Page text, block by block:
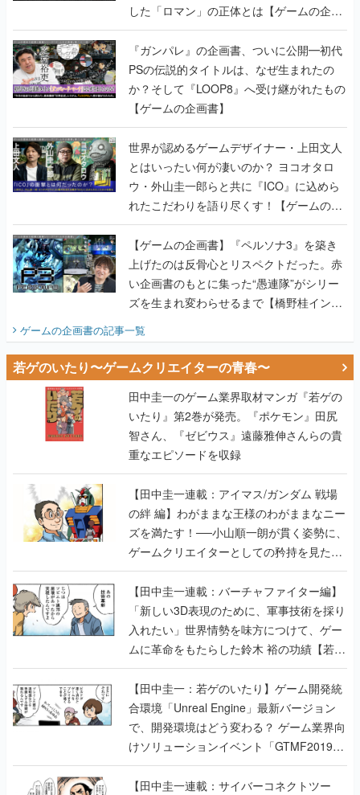
した「ロマン」の正体とは【ゲームの企画
書】
『ガンパレ』の企画書、ついに公開━初代
PSの伝説的タイトルは、なぜ生まれたの
か？そして『LOOP8』へ受け継がれたもの
【ゲームの企画書】
世界が認めるゲームデザイナー・上田文人
とはいったい何が凄いのか？ ヨコオタロ
ウ・外山圭一郎らと共に『ICO』に込めら
れたこだわりを語り尽くす！【ゲームの企
画書】
【ゲームの企画書】『ペルソナ3』を築き
上げたのは反骨心とリスペクトだった。赤
い企画書のもとに集った“愚連隊”がシリー
ズを生まれ変わらせるまで【橋野桂インタ
ビュー】
ゲームの企画書の記事一覧
若ゲのいたり〜ゲームクリエイターの青春〜
田中圭一のゲーム業界取材マンガ『若ゲの
いたり』第2巻が発売。『ポケモン』田尻
智さん、『ゼビウス』遠藤雅伸さんらの貴
重なエピソードを収録
【田中圭一連載：アイマス/ガンダム 戦場
の絆 編】わがままな王様のわがままなニー
ズを満たす！──小山順一朗が貫く姿勢に、
ゲームクリエイターとしての矜持を見た
【若ゲのいたり最終回】
【田中圭一連載：バーチャファイター編】
「新しい3D表現のために、軍事技術を採り
入れたい」世界情勢を味方につけて、ゲー
ムに革命をもたらした鈴木 裕の功績【若ゲ
のいたり】
【田中圭一：若ゲのいたり】ゲーム開発統
合環境「Unreal Engine」最新バージョン
で、開発環境はどう変わる？ ゲーム業界向
けソリューションイベント「GTMF2019」
に行って、より理解を深めよう【PR】
【田中圭一連載：サイバーコネクトツー